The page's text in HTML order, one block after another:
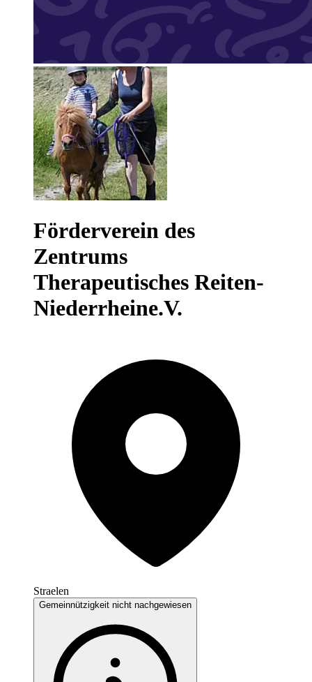
Förderverein des
Zentrums
Therapeutisches Reiten-
Niederrheine.V.
Straelen
Gemeinnützigkeit nicht nachgewiesen